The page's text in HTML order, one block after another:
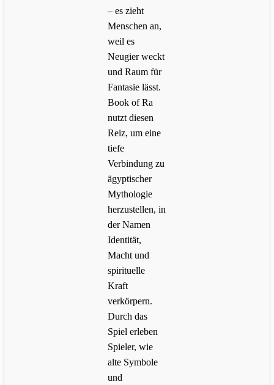
– es zieht
Menschen an,
weil es
Neugier weckt
und Raum für
Fantasie lässt.
Book of Ra
nutzt diesen
Reiz, um eine
tiefe
Verbindung zu
ägyptischer
Mythologie
herzustellen, in
der Namen
Identität,
Macht und
spirituelle
Kraft
verkörpern.
Durch das
Spiel erleben
Spieler, wie
alte Symbole
und